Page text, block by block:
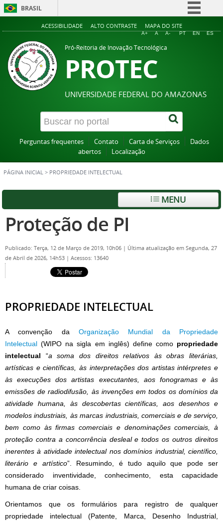
BRASIL
Simplifique!
Acesso à informação
ACESSIBILIDADE ALTO CONTRASTE MAPA DO SITE
A+ A A- PT EN ES
Pró-Reitoria de Inovação Tecnológica
PROTEC
UNIVERSIDADE FEDERAL DO AMAZONAS
Perguntas frequentes Contato Carta de Serviços
Dados
abertos
Localização
PÁGINA INICIAL > PROPRIEDADE INTELECTUAL
MENU
Proteção de PI
Publicado: Terça, 12 de Março de 2019, 10h06 | Última atualização em Segunda, 27
de Abril de 2026, 14h53 | Acessos: 13640
PROPRIEDADE INTELECTUAL
A convenção da Organização Mundial da Propriedade
Intelectual (WIPO na sigla em inglês) define como propriedade
intelectual “a soma dos direitos relativos às obras literárias,
artísticas e científicas, às interpretações dos artistas intérpretes e
às execuções dos artistas executantes, aos fonogramas e às
emissões de radiodifusão, às invenções em todos os domínios da
atividade humana, às descobertas científicas, aos desenhos e
modelos industriais, às marcas industriais, comerciais e de serviço,
bem como às firmas comerciais e denominações comerciais, à
proteção contra a concorrência desleal e todos os outros direitos
inerentes à atividade intelectual nos domínios industrial, científico,
literário e artístico”. Resumindo, é tudo aquilo que pode ser
considerado inventividade, conhecimento, esta capacidade
humana de criar coisas.
Orientamos que os formulários para registro de qualquer
propriedade intelectual (Patente, Marca, Desenho Industrial,